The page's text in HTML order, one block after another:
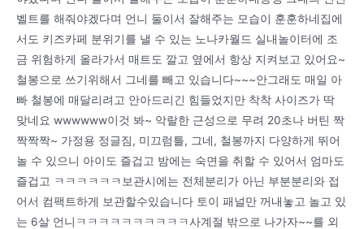
벨트를 해줘야겠다며 언니 둘이서 잘해주는 모습이 훈훈하네집에
서도 키즈카페 분위기를 낼 수 있는 노나카월드 실내놀이터에 조
금 위험하게 올라가서 매트도 깔고 옆에서 항상 지켜보고 있어요~
철봉으로 쓰기위해서 그네를 빼고 있습니다~~~안그래도 매일 아
빠 철봉에 매달리려고 안아드리긴 힘들었지만 착착 사이즈가 딱
맞네요 wwwwww이것 봐~ 악랄한 근성으로 무려 20초나 버틴 짝
짝짝짝~ 가정용 정글짐, 미끄럼틀, 그네, 철봉까지 다양하게 뛰어
놀 수 있으니 아이도 즐겁고 밤에는 숙면을 취할 수 있어서 엄마도
즐겁고 ㅋㅋㅋㅋㅋㅋ보관시에는 전체분리가 아닌 부분분리와 접
어서 컴팩트하게 보관할수있습니다 토이 패널만 꺼내놓고 놀고 있
는 6살 언니ㅋㅋㅋㅋㅋㅋㅋㅋㅋㅋ사계절 밖으로 나가자~~를 외